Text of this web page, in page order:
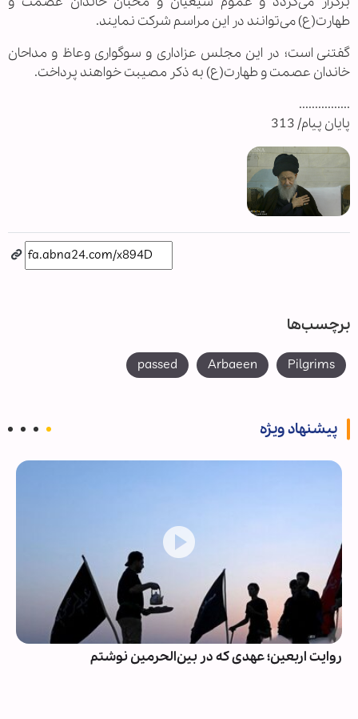
طهارت(ع) می‌توانند در این مراسم شرکت نمایند.
گفتنی است؛ در این مجلس عزاداری و سوگواری وعاظ و مداحان
خاندان عصمت و طهارت(ع) به ذکر مصیبت خواهند پرداخت.
................
پایان پیام/ 313
برچسب‌ها
Pilgrims
Arbaeen
passed
پیشنهاد ویژه
روایت اربعین؛ عهدی که در بین‌الحرمین نوشتم